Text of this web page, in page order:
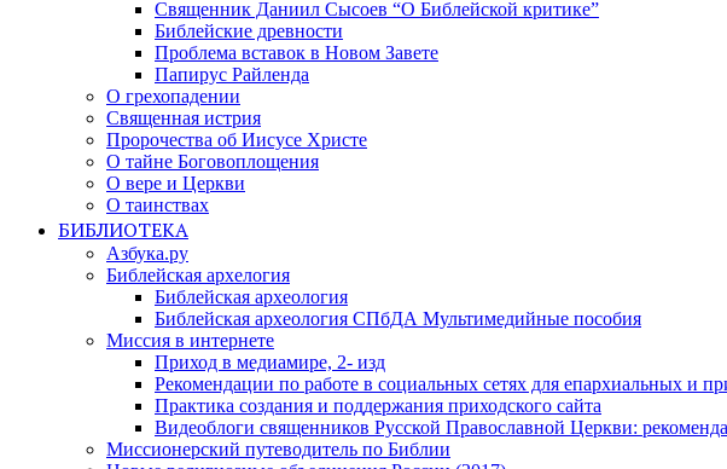
Священник Даниил Сысоев “О Библейской критике”
Библейские древности
Проблема вставок в Новом Завете
Папирус Райленда
О грехопадении
Священная истрия
Пророчества об Иисусе Христе
О тайне Боговоплощения
О вере и Церкви
О таинствах
БИБЛИОТЕКА
Азбука.ру
Библейская архелогия
Библейская археология
Библейская археология СПбДА Мультимедийные пособия
Миссия в интернете
Приход в медиамире, 2- изд
Рекомендации по работе в социальных сетях для епархиальных и
Практика создания и поддержания приходского сайта
Видеоблоги священников Русской Православной Церкви:
Миссионерский путеводитель по Библии